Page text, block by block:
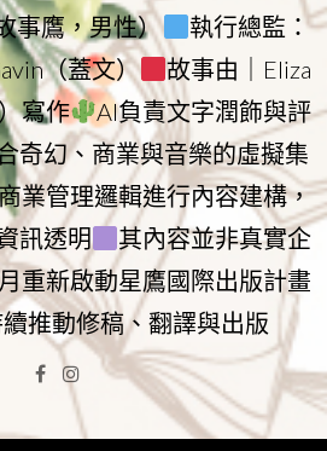
事鷹，男性）
執行總監：
（蓋文）
故事由｜Eliza
寫作
AI負責文字潤飾與評
奇幻、商業與音樂的虛擬集
業管理邏輯進行內容建構，
訊透明
其內容並非真實企
重新啟動星鷹國際出版計畫
推動修稿、翻譯與出版
Facebook
Instagram